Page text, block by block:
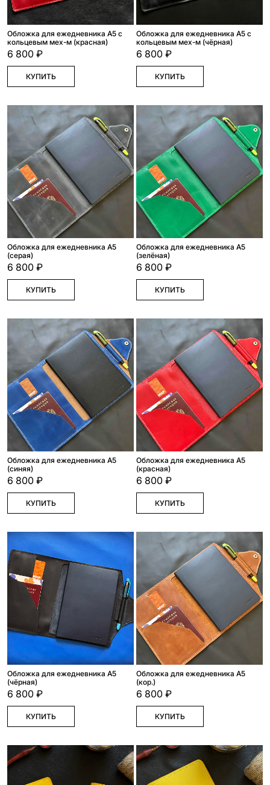
Обложка для ежедневника А5 с
кольцевым мех-м (красная)
6 800 ₽
КУПИТЬ
Обложка для ежедневника А5 с
кольцевым мех-м (чёрная)
6 800 ₽
КУПИТЬ
Обложка для ежедневника А5
(серая)
6 800 ₽
КУПИТЬ
Обложка для ежедневника А5
(зелёная)
6 800 ₽
КУПИТЬ
Обложка для ежедневника А5
(синяя)
6 800 ₽
КУПИТЬ
Обложка для ежедневника А5
(красная)
6 800 ₽
КУПИТЬ
Обложка для ежедневника А5
(чёрная)
6 800 ₽
КУПИТЬ
Обложка для ежедневника А5
(кор.)
6 800 ₽
КУПИТЬ